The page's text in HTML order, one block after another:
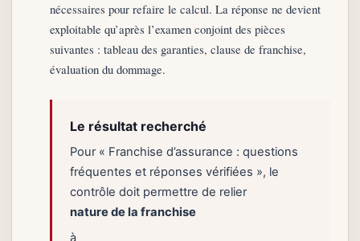
nécessaires pour refaire le calcul. La réponse ne devient
exploitable qu’après l’examen conjoint des pièces
suivantes : tableau des garanties, clause de franchise,
évaluation du dommage.
Le résultat recherché
Pour « Franchise d’assurance : questions
fréquentes et réponses vérifiées », le
contrôle doit permettre de relier
nature de la franchise
à